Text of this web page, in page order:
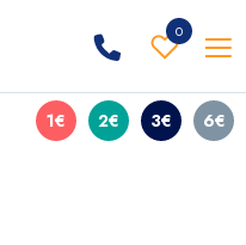
0
1€ 2€ 3€ 6€